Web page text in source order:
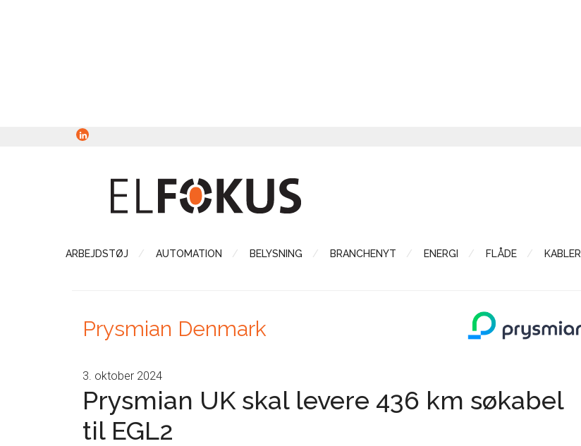
ARBEJDSTØJ AUTOMATION BELYSNING BRANCHENYT ENERGI FLÅDE KABLER
Prysmian Denmark
3. oktober 2024
Prysmian UK skal levere 436 km søkabel
til EGL2